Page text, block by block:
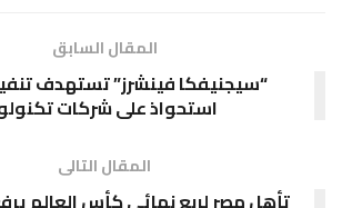
المقال السابق
استحواذ على شركات
المقال التالى
تأهل مصر لربع نهائى كأس العالم